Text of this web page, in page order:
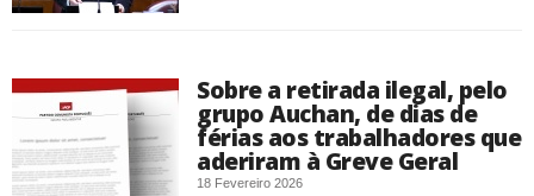
Sobre a retirada ilegal, pelo
grupo Auchan, de dias de
férias aos trabalhadores que
aderiram à Greve Geral
18 Fevereiro 2026